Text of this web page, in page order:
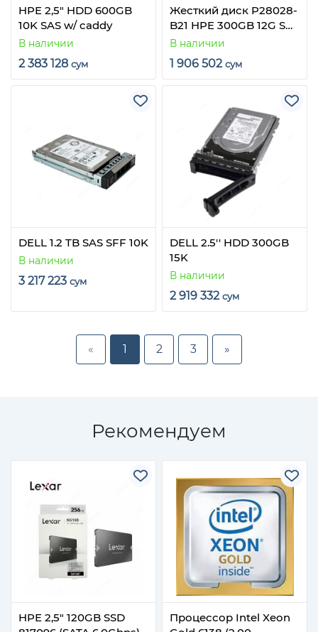
HPE 2,5" HDD 600GB
10K SAS w/ caddy
В наличии
2 383 128 сум
Жесткий диск P28028-
B21 HPE 300GB 12G SAS
15K SFF for Proliant
Gen10+
В наличии
1 906 502сум
DELL 1.2 TB SAS SFF 10K
В наличии
3 217 223 сум
DELL 2.5'' HDD 300GB
15K
В наличии
2 919 332сум
« 1 2 3 »
Рекомендуем
HPE 2,5" 120GB SSD
Процессор Intel Xeon